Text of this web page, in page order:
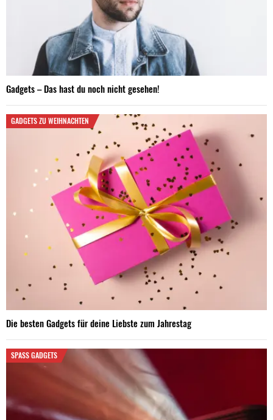
Gadgets – Das hast du noch nicht gesehen!
GADGETS ZU WEIHNACHTEN
Die besten Gadgets für deine Liebste zum Jahrestag
SPASS GADGETS